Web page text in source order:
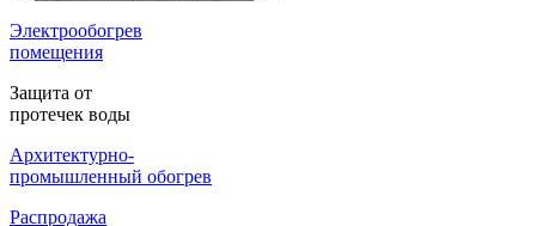
Электрообогрев
помещения
Защита от
протечек воды
Архитектурно-
промышленный обогрев
Распродажа